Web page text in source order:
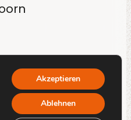
Akzeptieren
Ablehnen